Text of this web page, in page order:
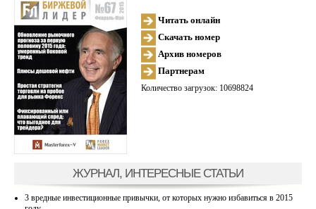
Читать онлайн
Скачать номер
Архив номеров
Партнерам
Количество загрузок: 10698824
ЖУРНАЛ, ИНТЕРЕСНЫЕ СТАТЬИ
3 вредные инвестиционные привычки, от которых нужно избавиться в 2015